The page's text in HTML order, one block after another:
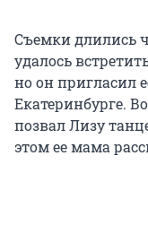
Съемки длились
удалось
но он пригласил
Екатеринбурге.
позвал Лизу
этом ее мама